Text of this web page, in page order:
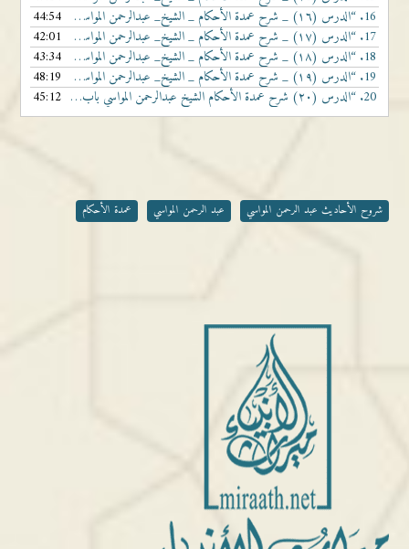
16. “الدرس (١٦) _ شرح عمدة الأحكام _ الشيخ_ عبدالرحمن المواسي _ شرح الحديث (١٨) _ ١٤٤”
44:54
17. “الدرس (١٧) _ شرح عمدة الأحكام _ الشيخ_ عبدالرحمن المواسي _ شرح باب السواك (١) _”
42:01
18. “الدرس (١٨) _ شرح عمدة الأحكام _ الشيخ_ عبدالرحمن المواسي _ شرح باب السواك (٢) _”
43:34
19. “الدرس (١٩) _ شرح عمدة الأحكام _ الشيخ_ عبدالرحمن المواسي _ باب المسح على الخفين”
48:19
20. “الدرس (٢٠) شرح عمدة الأحكام الشيخ عبدالرحمن المواسي باب المسح على الخفين (٢) ١٤٤٣٤٣ هـ” 45:12
شروح الأحاديث عبد الرحمن المواسي عبد الرحمن المواسي عمدة الأحكام